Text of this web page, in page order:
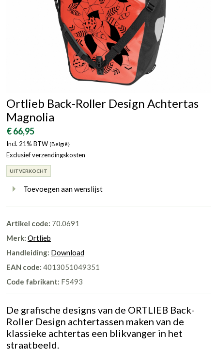
Ortlieb Back-Roller Design Achtertas
Magnolia
€ 66,95
Incl. 21% BTW (België}
Exclusief verzendingskosten
UITVERKOCHT
Toevoegen aan wenslijst
Artikel code: 70.0691
Merk: Ortlieb
Handleiding: Download
EAN code: 4013051049351
Code fabrikant: F5493
De grafische designs van de ORTLIEB Back-
Roller Design achtertassen maken van de
klassieke achtertas een blikvanger in het
straatbeeld.